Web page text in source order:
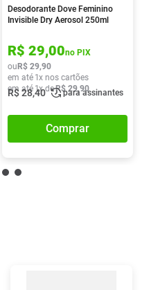
Desodorante Dove Feminino
Invisible Dry Aerosol 250ml
R$ 29,00no PIX
ou R$ 29,90
em até 1x nos cartões
em até 1x deR$ 29,90
R$28,40 para assinantes
Comprar